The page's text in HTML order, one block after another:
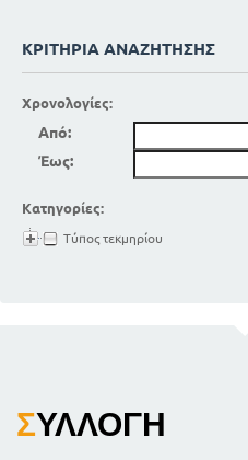
ΚΡΙΤΉΡΙΑ ΑΝΑΖΉΤΗΣΗΣ
Χρονολογίες:
Από:
Έως:
Κατηγορίες:
Τύπος τεκμηρίου
ΣΥΛΛΟΓΉ